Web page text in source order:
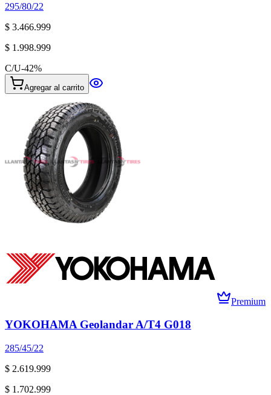
295/80/22
$ 3.466.999
$ 1.998.999
C/U-42%
Agregar al carrito
Premium
YOKOHAMA Geolandar A/T4 G018
285/45/22
$ 2.619.999
$ 1.702.999